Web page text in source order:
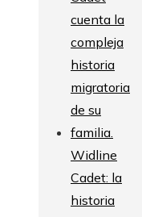
Widline
Cadet: la
historia